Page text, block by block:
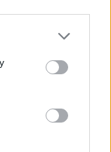
or more Google
You may click to
party tags to
in below Google
viselő Andrej
az egyik,
csak